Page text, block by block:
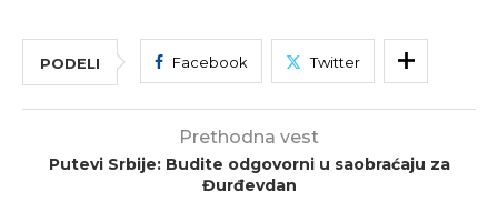
PODELI Facebook Twitter
Prethodna vest
Putevi Srbije: Budite odgovorni u saobraćaju za
Đurđevdan